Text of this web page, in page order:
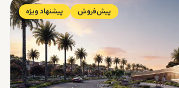
پیش‌فروش پیشنهاد ویژه